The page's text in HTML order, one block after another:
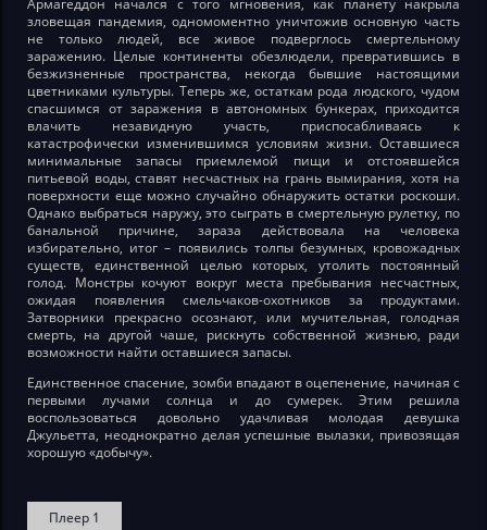
Армагеддон начался с того мгновения, как планету накрыла
зловещая пандемия, одномоментно уничтожив основную часть
не только людей, все живое подверглось смертельному
заражению. Целые континенты обезлюдели, превратившись в
безжизненные пространства, некогда бывшие настоящими
цветниками культуры. Теперь же, остаткам рода людского, чудом
спасшимся от заражения в автономных бункерах, приходится
влачить незавидную участь, приспосабливаясь к
катастрофически изменившимся условиям жизни. Оставшиеся
минимальные запасы приемлемой пищи и отстоявшейся
питьевой воды, ставят несчастных на грань вымирания, хотя на
поверхности еще можно случайно обнаружить остатки роскоши.
Однако выбраться наружу, это сыграть в смертельную рулетку, по
банальной причине, зараза действовала на человека
избирательно, итог – появились толпы безумных, кровожадных
существ, единственной целью которых, утолить постоянный
голод. Монстры кочуют вокруг места пребывания несчастных,
ожидая появления смельчаков-охотников за продуктами.
Затворники прекрасно осознают, или мучительная, голодная
смерть, на другой чаше, рискнуть собственной жизнью, ради
возможности найти оставшиеся запасы.
Единственное спасение, зомби впадают в оцепенение, начиная с
первыми лучами солнца и до сумерек. Этим решила
воспользоваться довольно удачливая молодая девушка
Джульетта, неоднократно делая успешные вылазки, привозящая
хорошую «добычу».
Плеер 1